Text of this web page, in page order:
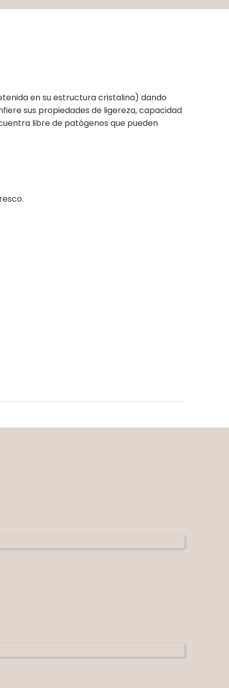
en su estructura cristalina) dando
sus propiedades de ligereza, capacidad
libre de patógenos que pueden